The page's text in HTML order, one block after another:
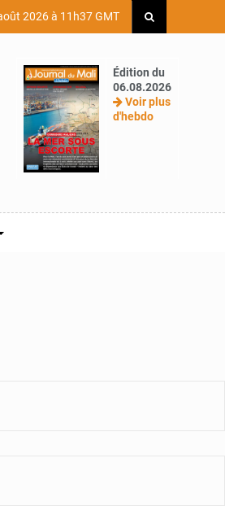
2026 à 11h37 GMT
Édition du
06.08.2026
Voir plus
d'hebdo